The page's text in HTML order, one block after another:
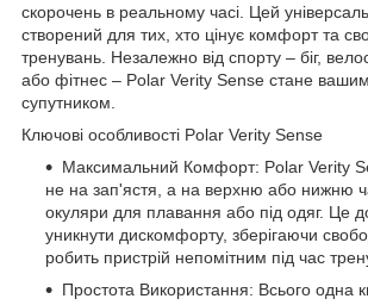
скорочень в реальному часі. Цей
створений для тих, хто цінує комфорт та
тренувань. Незалежно від спорту – біг,
або фітнес – Polar Verity Sense стане
супутником.
Ключові особливості Polar Verity Sense
Максимальний Комфорт: Polar Verity
не на зап'ястя, а на верхню або нижню
окуляри для плавання або під одяг. Це
уникнути дискомфорту, зберігаючи
робить пристрій непомітним під час
Простота Використання: Всього одна